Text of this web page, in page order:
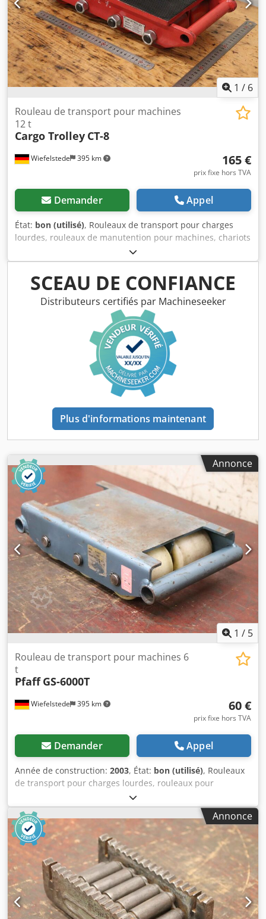
1 / 6
Wiefelstede 395 km
Rouleau de transport pour machines
12 t
Cargo Trolley CT-8
165 €
prix fixe hors TVA
Demander Appel
État: bon (utilisé), Rouleaux de transport pour charges
lourdes, rouleaux de manutention pour machines, chariots
de transport, chariots porte-charges lourdes, rouleaux
blindés, rouleaux de transport pour machines - Rouleau
de transport pour machines : Rouleau blindé Cargo Trolley
type CT-8 Chedpfx Aow Skpxsm Asa - Capacité de charge :
12 000 kg - Rouleaux : 8 rouleaux en polyuréthane -
Quantité : 4x rouleaux de transport disponibles - Prix : par
pièce - Dimensions : 480/200/H100 mm - Poids : 25
SCEAU DE CONFIANCE
Distributeurs certifiés par Machineseeker
Plus d'informations maintenant
Annonce
1 / 5
Wiefelstede 395 km
Rouleau de transport pour machines 6
t
Pfaff GS-6000T
60 €
prix fixe hors TVA
Demander Appel
Année de construction: 2003, État: bon (utilisé), Rouleaux
de transport pour charges lourdes, rouleaux pour
machines, chariots de transport, chariots pour charges
lourdes, rouleaux « chenille », rouleaux de transport pour
machines Chsdpfjwvqwlex Am Aea -Rouleau de transport
pour machines : rouleau chenille type GS-6000T -Capacité
de charge : 6000 kg -Dimensions : 395/230/H100 mm -Poids
: 12,9 kg -Un seul exemplaire disponible
Annonce